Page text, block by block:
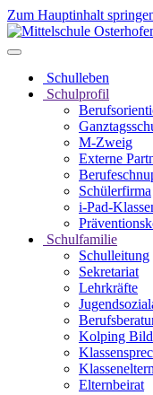
Zum Hauptinhalt
Schulleben
Schulprofil
M-Zweig
Externe
Schülerfirma
i-Pad-
Schulfamilie
Schulleitung
Sekretariat
Lehrkräfte
Kolping
Elternbeirat